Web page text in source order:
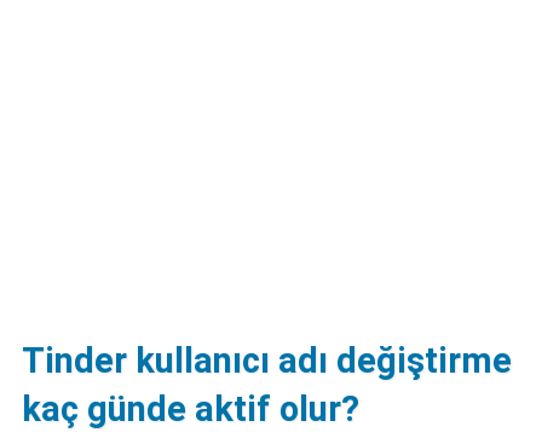
Tinder kullanıcı adı değiştirme
kaç günde aktif olur?